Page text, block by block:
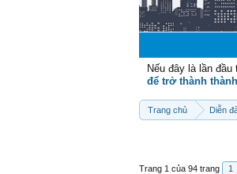
Nếu đây là lần
để trở thành
Trang chủ Diễn
Trang 1 của 94 trang 1